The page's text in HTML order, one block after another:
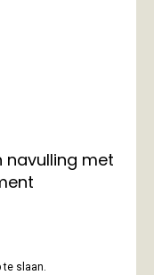
met
te slaan.